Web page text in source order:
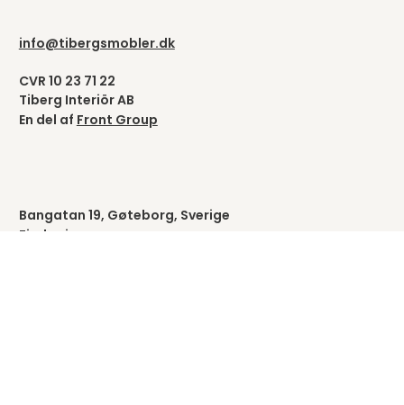
info@tibergsmobler.dk
CVR 10 23 71 22
Tiberg Interiör AB
En del af Front Group
Bangatan 19, Gøteborg, Sverige
Find vej >